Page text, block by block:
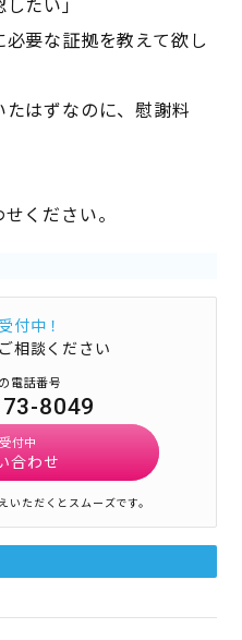
必要な証拠を教えて欲し
たはずなのに、慰謝料
ください。
付中！
相談ください
電話番号
8049
付中
合わせ
ただくとスムーズです。